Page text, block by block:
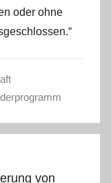
oder ohne
von